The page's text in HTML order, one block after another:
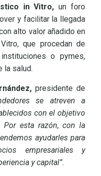
in Vitro,un foro
y facilitar la llegada
alto valor añadido en
que procedan de
o pymes,
la salud.
presidente de
se atreven a
con el objetivo
Por esta razón, con la
ayudarles para
empresariales y
y capital”.